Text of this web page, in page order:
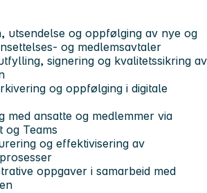
utsendelse og oppfølging av nye og
og medlemsavtaler
signering og kvalitetssikring av
og oppfølging i digitale
med ansatte og medlemmer via
og Teams
og effektivisering av
oppgaver i samarbeid med